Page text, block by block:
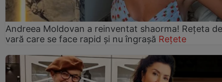
Andreea Moldovan a reinventat shaorma! Rețeta de
vară care se face rapid și nu îngrașă Rețete